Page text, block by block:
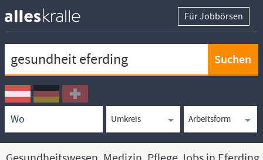
Für Jobbörsen
Ortssuche
Umkreissuche
Arbeitsform